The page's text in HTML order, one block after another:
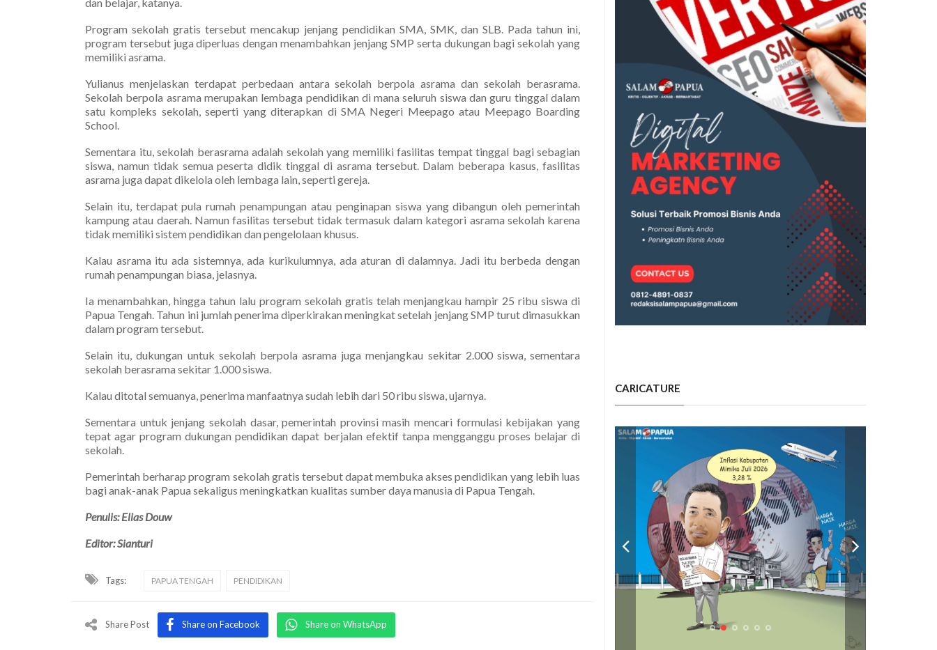
Program sekolah gratis tersebut mencakup jenjang pendidikan SMA, SMK, dan SLB. Pada tahun ini,
program tersebut juga diperluas dengan menambahkan jenjang SMP serta dukungan bagi sekolah yang
memiliki asrama.
Yulianus menjelaskan terdapat perbedaan antara sekolah berpola asrama dan sekolah berasrama.
Sekolah berpola asrama merupakan lembaga pendidikan di mana seluruh siswa dan guru tinggal dalam
satu kompleks sekolah, seperti yang diterapkan di SMA Negeri Meepago atau Meepago Boarding
School.
Sementara itu, sekolah berasrama adalah sekolah yang memiliki fasilitas tempat tinggal bagi sebagian
siswa, namun tidak semua peserta didik tinggal di asrama tersebut. Dalam beberapa kasus, fasilitas
asrama juga dapat dikelola oleh lembaga lain, seperti gereja.
Selain itu, terdapat pula rumah penampungan atau penginapan siswa yang dibangun oleh pemerintah
kampung atau daerah. Namun fasilitas tersebut tidak termasuk dalam kategori asrama sekolah karena
tidak memiliki sistem pendidikan dan pengelolaan khusus.
Kalau asrama itu ada sistemnya, ada kurikulumnya, ada aturan di dalamnya. Jadi itu berbeda dengan
rumah penampungan biasa, jelasnya.
Ia menambahkan, hingga tahun lalu program sekolah gratis telah menjangkau hampir 25 ribu siswa di
Papua Tengah. Tahun ini jumlah penerima diperkirakan meningkat setelah jenjang SMP turut dimasukkan
dalam program tersebut.
Selain itu, dukungan untuk sekolah berpola asrama juga menjangkau sekitar 2.000 siswa, sementara
sekolah berasrama sekitar 1.000 siswa.
Kalau ditotal semuanya, penerima manfaatnya sudah lebih dari 50 ribu siswa, ujarnya.
Sementara untuk jenjang sekolah dasar, pemerintah provinsi masih mencari formulasi kebijakan yang
tepat agar program dukungan pendidikan dapat berjalan efektif tanpa mengganggu proses belajar di
sekolah.
Pemerintah berharap program sekolah gratis tersebut dapat membuka akses pendidikan yang lebih luas
bagi anak-anak Papua sekaligus meningkatkan kualitas sumber daya manusia di Papua Tengah.
Penulis: Elias Douw
Editor: Sianturi
Tags: PAPUA TENGAH PENDIDIKAN
Share Post Share on Facebook Share on WhatsApp
CARICATURE